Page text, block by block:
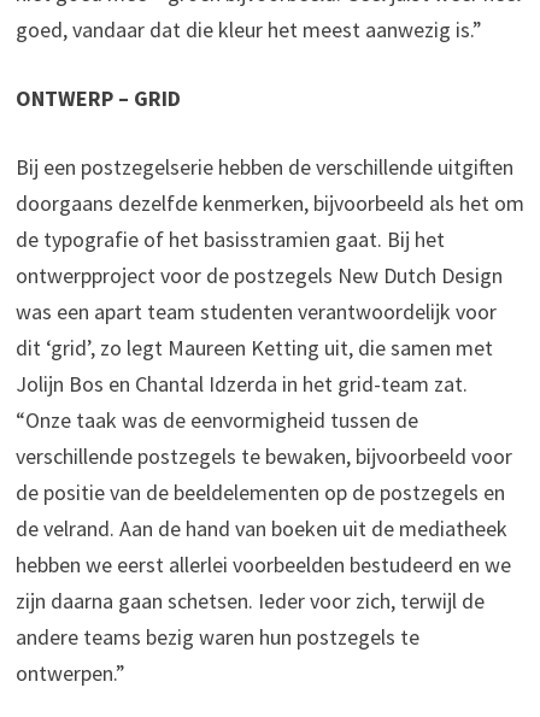
goed, vandaar dat die kleur het meest aanwezig is.”
ONTWERP – GRID
Bij een postzegelserie hebben de verschillende uitgiften
doorgaans dezelfde kenmerken, bijvoorbeeld als het om
de typografie of het basisstramien gaat. Bij het
ontwerpproject voor de postzegels New Dutch Design
was een apart team studenten verantwoordelijk voor
dit ‘grid’, zo legt Maureen Ketting uit, die samen met
Jolijn Bos en Chantal Idzerda in het grid-team zat.
“Onze taak was de eenvormigheid tussen de
verschillende postzegels te bewaken, bijvoorbeeld voor
de positie van de beeldelementen op de postzegels en
de velrand. Aan de hand van boeken uit de mediatheek
hebben we eerst allerlei voorbeelden bestudeerd en we
zijn daarna gaan schetsen. Ieder voor zich, terwijl de
andere teams bezig waren hun postzegels te
ontwerpen.”